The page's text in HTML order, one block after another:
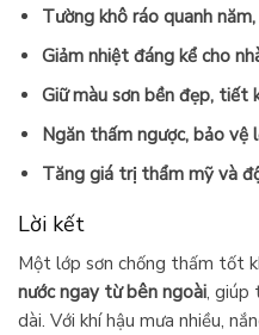
Tường khô ráo quanh
Giảm nhiệt đáng kể cho
Giữ màu sơn bền đẹp, tiết
Ngăn thấm ngược, bảo vệ
Tăng giá trị thẩm mỹ và
Lời kết
Một lớp sơn chống thấm tốt
nước ngay từ bên ngoài, giúp
dài. Với khí hậu mưa nhiều,